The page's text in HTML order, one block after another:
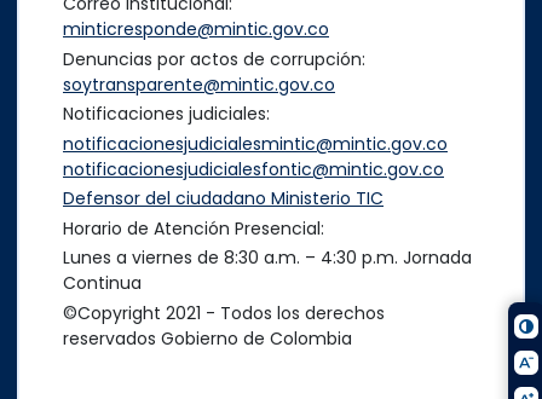
minticresponde@mintic.gov.co
Denuncias por actos de corrupción:
soytransparente@mintic.gov.co
Notificaciones judiciales:
notificacionesjudicialesmintic@mintic.gov.co
notificacionesjudicialesfontic@mintic.gov.co
Defensor del ciudadano Ministerio TIC
Horario de Atención Presencial:
Lunes a viernes de 8:30 a.m. – 4:30 p.m. Jornada
Continua
©Copyright 2021 - Todos los derechos
reservados Gobierno de Colombia